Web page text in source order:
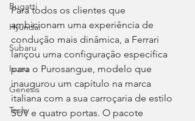
Bugatti
Hyundai
Subaru
Isuzu
Genesis
Tesla
Para todos os clientes que
ambicionam uma experiência de
condução mais dinâmica, a Ferrari
lançou uma configuração específica
para o Purosangue, modelo que
inaugurou um capítulo na marca
italiana com a sua carroçaria de estilo
SUV e quatro portas. O pacote